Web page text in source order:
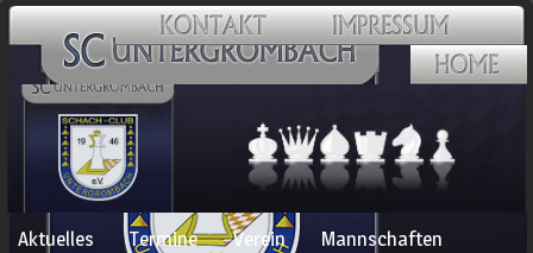
Navigation
Aktuelles Termine Verein
Mannschaften